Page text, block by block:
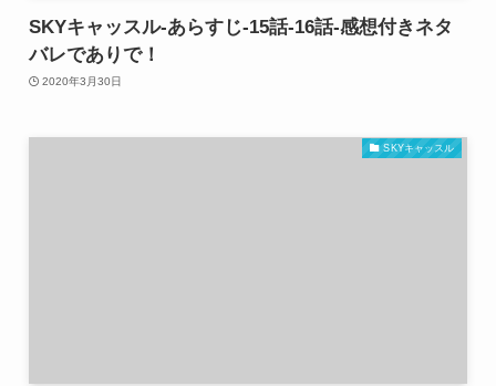
SKYキャッスル-あらすじ-15話-16話-感想付きネタ
バレでありで！
2020年3月30日
SKYキャッスル